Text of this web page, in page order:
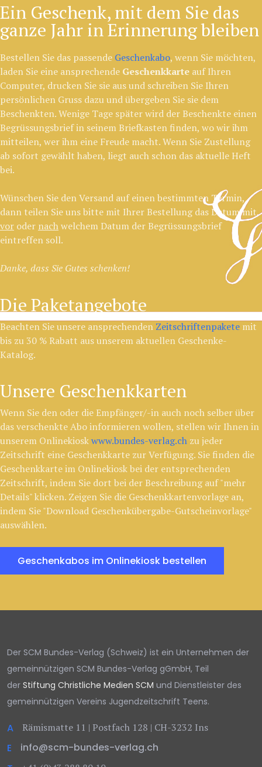
Ein Geschenk, mit dem Sie das
ganze Jahr in Erinnerung bleiben
Bestellen Sie das passende Geschenkabo, wenn Sie möchten,
laden Sie eine ansprechende Geschenkkarte auf Ihren
Computer, drucken Sie sie aus und schreiben Sie Ihren
persönlichen Gruss dazu und übergeben Sie sie dem
Beschenkten. Wenige Tage später wird der Beschenkte einen
Begrüssungsbrief in seinem Briefkasten finden, wo wir ihm
mitteilen, wer ihm eine Freude macht. Wenn Sie Zustellung
ab sofort gewählt haben, liegt auch schon das aktuelle Heft
bei.
Wünschen Sie den Versand auf einen bestimmten Termin,
dann teilen Sie uns bitte mit Ihrer Bestellung das Datum mit,
vor oder nachwelchem Datum der Begrüssungsbrief
eintreffen soll.
Danke, dass Sie Gutes schenken!
Die Paketangebote
Beachten Sie unsere ansprechenden Zeitschriftenpakete mit
bis zu 30 % Rabatt aus unserem aktuellen Geschenke-
Katalog.
Unsere Geschenkkarten
Wenn Sie den oder die Empfänger/-in auch noch selber über
das verschenkte Abo informieren wollen, stellen wir Ihnen in
unserem Onlinekioskwww.bundes-verlag.ch zu jeder
Zeitschrift eine Geschenkkarte zur Verfügung. Sie finden die
Geschenkkarte im Onlinekiosk bei der entsprechenden
Zeitschrift, indem Sie dort bei der Beschreibung auf "mehr
Details" klicken. Zeigen Sie die Geschenkkartenvorlage an,
indem Sie "Download Geschenkübergabe-Gutscheinvorlage"
auswählen.
Geschenkabos im Onlinekiosk bestellen
Der SCM Bundes-Verlag (Schweiz) ist ein Unternehmen der
gemeinnützigen SCM Bundes-Verlag gGmbH, Teil
der Stiftung Christliche Medien SCM und Dienstleister des
gemeinnützigen Vereins Jugendzeitschrift Teens.
A Rämismatte 11 | Postfach 128 | CH-3232 Ins
E
info@scm-bundes-verlag.ch